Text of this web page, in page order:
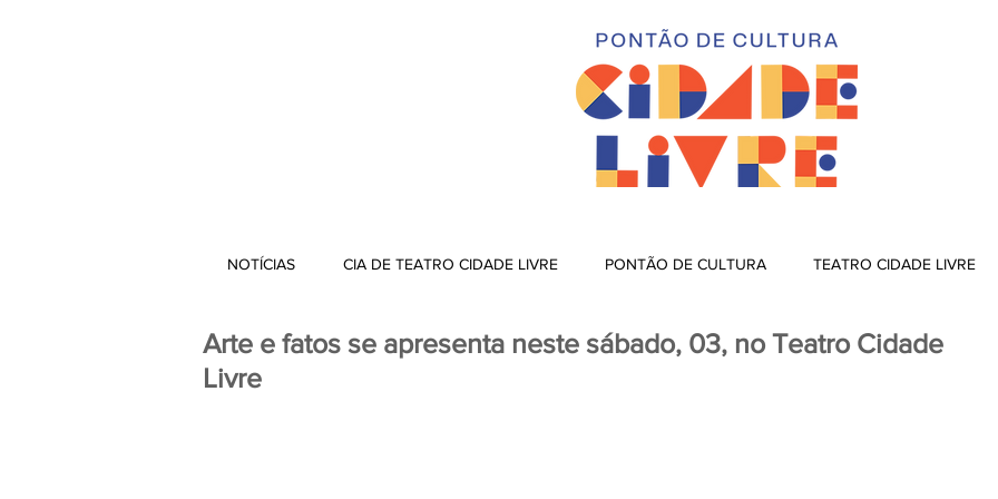
Arte e fatos se apresenta neste sábado, 03, no Teatro Cidade
Livre
NOTÍCIAS CIA DE TEATRO CIDADE LIVRE PONTÃO DE CULTURA TEATRO CIDADE LIVRE